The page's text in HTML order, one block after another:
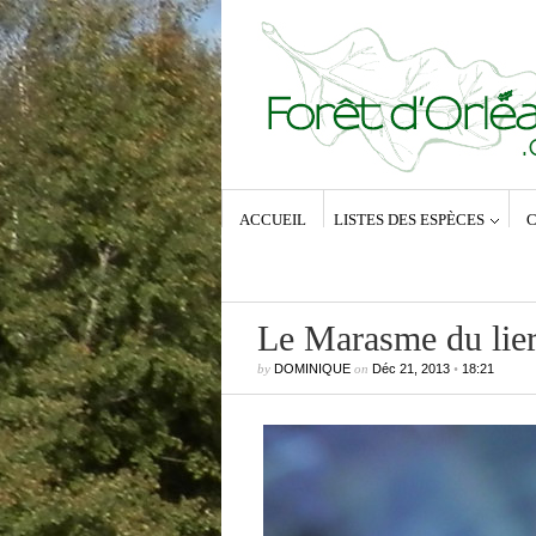
Commentaires récents
1761) – La Coquette
1761) – La Coquette
ACCUEIL LISTES DES ESPÈCES
Le Marasme du
by DOMINIQUEon Déc 21, 2013• 18:21